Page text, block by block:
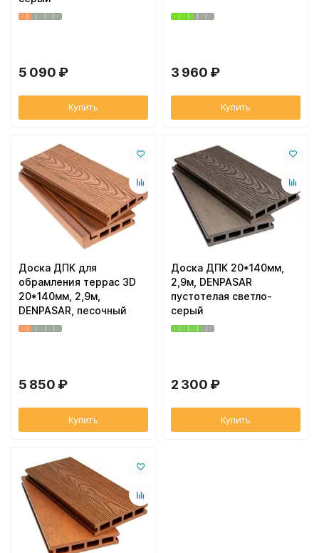
5 090 ₽
Купить
3 960 ₽
Купить
Доска ДПК для
обрамления террас 3D
20*140мм, 2,9м,
DENPASAR, песочный
5 850 ₽
Купить
Доска ДПК 20*140мм,
2,9м, DENPASAR
пустотелая светло-
серый
2 300 ₽
Купить